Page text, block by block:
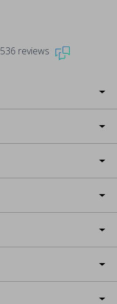
536 reviews